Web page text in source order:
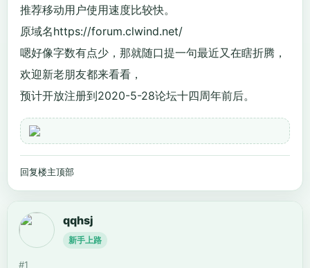
推荐移动用户使用速度比较快。
原域名https://forum.clwind.net/
嗯好像字数有点少，那就随口提一句最近又在瞎折腾，
欢迎新老朋友都来看看，
预计开放注册到2020-5-28论坛十四周年前后。
回复楼主顶部
qqhsj
新手上路
#1